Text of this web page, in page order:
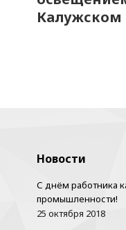
Калужском
Новости
С днём работника
промышленности!
25 октября 2018